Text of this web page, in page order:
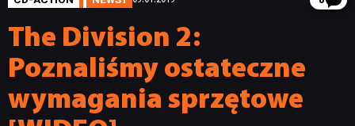
The Division 2:
Poznaliśmy ostateczne
wymagania sprzętowe